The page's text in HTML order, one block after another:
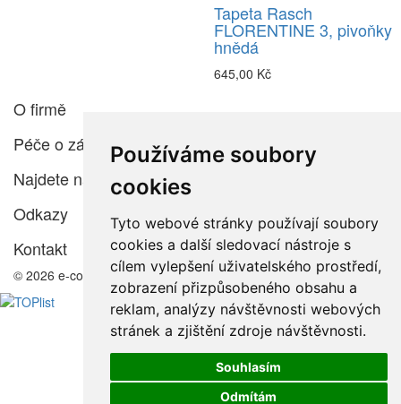
Používáme soubory
cookies
Tyto webové stránky používají soubory
cookies a další sledovací nástroje s
cílem vylepšení uživatelského prostředí,
zobrazení přizpůsobeného obsahu a
reklam, analýzy návštěvnosti webových
stránek a zjištění zdroje návštěvnosti.
Souhlasím
Odmítám
Tapeta Rasch
FLORENTINE 3, pivoňky
hnědá
645,00 Kč
O firmě
Péče o zákazníka
Najdete nás
Odkazy
Kontakt
© 2026 e-color.cz